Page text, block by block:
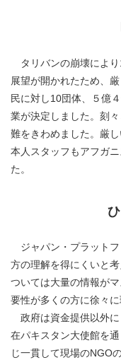
タリバンの崩壊により
展望が開かれたため、
民に対し10団体、５億
業が決定しました。刻
難をきわめました。厳
本人スタッフもアフガ
た。
ジャパン・プラットフ
方の理解を得にくいと
ついては大量の情報が
要性が多くの方に徐々
政府は資金提供以外に
在パキスタン大使館を
じ一貫して現場のNGO